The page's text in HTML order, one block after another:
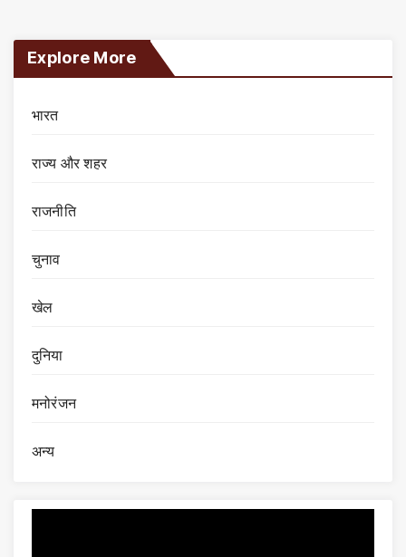
Explore More
भारत
राज्य और शहर
राजनीति
चुनाव
खेल
दुनिया
मनोरंजन
अन्य